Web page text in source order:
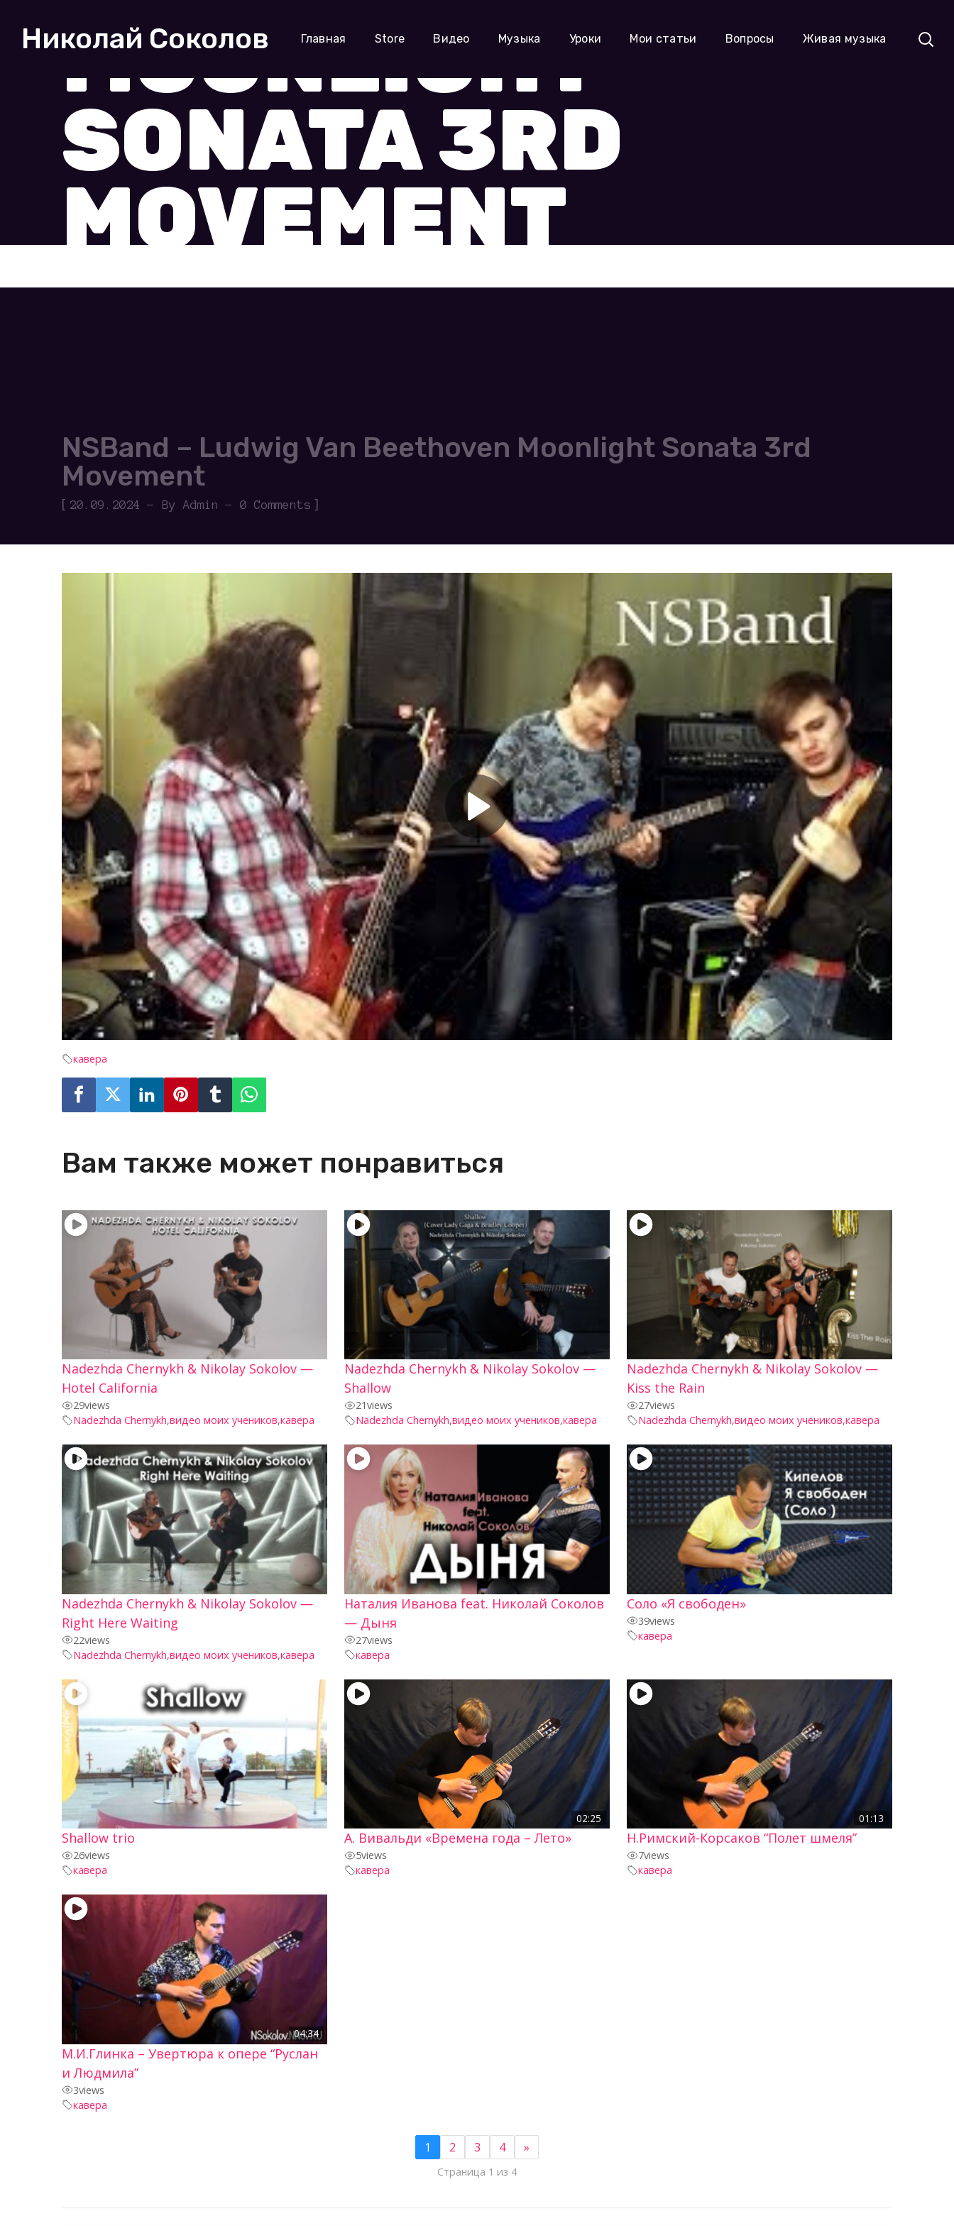
Николай Соколов Главная Store Видео Музыка Уроки Мои статьи Вопросы Живая музыка
MOONLIGHT
SONATA 3RD
MOVEMENT
NSBand – Ludwig Van Beethoven Moonlight Sonata 3rd
Movement
[ 20.09.2024 By Admin 0 Comments ]
кавера
Вам также может понравиться
Nadezhda Chernykh & Nikolay Sokolov —
Hotel California
29views
Nadezhda Chernykh,видео моих учеников,кавера
Nadezhda Chernykh & Nikolay Sokolov —
Shallow
21views
Nadezhda Chernykh,видео моих учеников,кавера
Nadezhda Chernykh & Nikolay Sokolov —
Kiss the Rain
27views
Nadezhda Chernykh,видео моих учеников,кавера
Nadezhda Chernykh & Nikolay Sokolov —
Right Here Waiting
22views
Nadezhda Chernykh,видео моих учеников,кавера
Наталия Иванова feat. Николай Соколов
— Дыня
27views
кавера
Соло «Я свободен»
39views
кавера
Shallow trio
26views
кавера
02:25
А. Вивальди «Времена года – Лето»
5views
кавера
01:13
Н.Римский-Корсаков “Полет шмеля”
7views
кавера
04:34
М.И.Глинка – Увертюра к опере “Руслан
и Людмила”
3views
кавера
1 2 3 4 »
Страница 1 из 4